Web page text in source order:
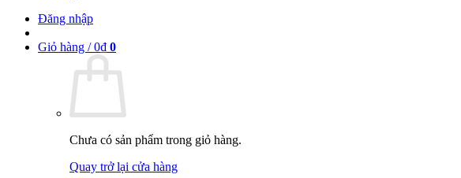
Đăng nhập
Giỏ hàng /0₫ 0
Chưa có sản phẩm trong giỏ hàng.
Quay trở lại cửa hàng